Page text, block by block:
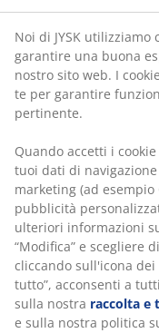
Noi di JYSK
garantire una buona
nostro sito web. I
te per garantire
pertinente.
Quando accetti i
tuoi dati di
marketing (ad esempio
pubblicità
ulteriori informazioni
“Modifica” e scegliere
cliccando sull'icona dei
tutto”, acconsenti a
sulla nostra raccolta e
e sulla nostra politica